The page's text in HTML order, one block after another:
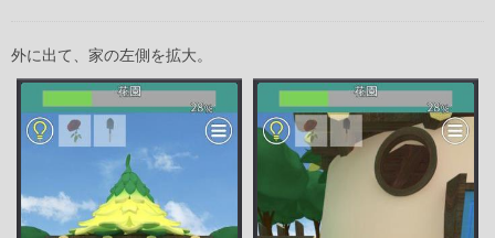
外に出て、家の左側を拡大。